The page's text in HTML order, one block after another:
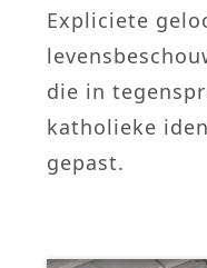
Expliciete
die in
katholieke
gepast.